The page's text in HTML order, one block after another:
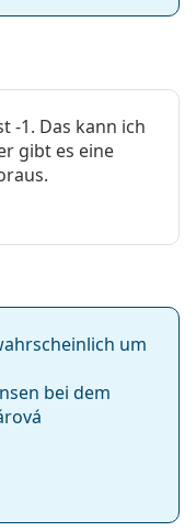
-1. Das kann ich
gibt es eine
um
bei dem